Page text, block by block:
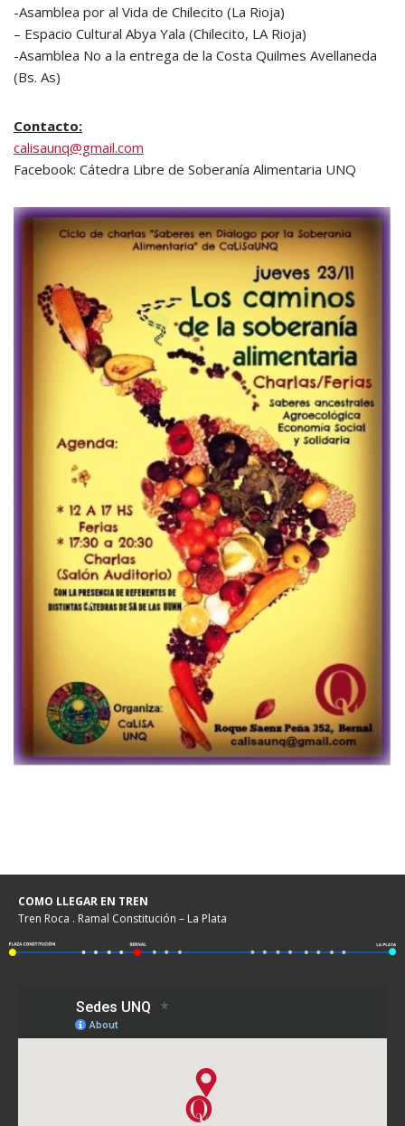
-Asamblea por al Vida de Chilecito (La Rioja)
– Espacio Cultural Abya Yala (Chilecito, LA Rioja)
-Asamblea No a la entrega de la Costa Quilmes Avellaneda
(Bs. As)
Contacto:
calisaunq@gmail.com
Facebook: Cátedra Libre de Soberanía Alimentaria UNQ
COMO LLEGAR EN TREN
Tren Roca . Ramal Constitución – La Plata